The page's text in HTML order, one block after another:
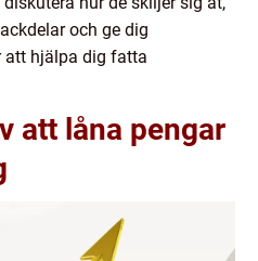
och ge dig
hjälpa dig fatta
att låna pengar